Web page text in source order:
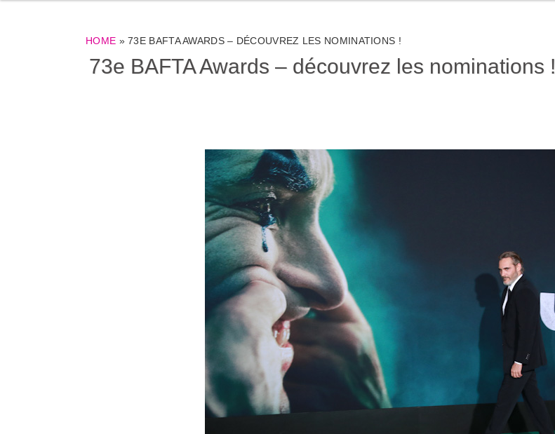
HOME »73E BAFTA AWARDS – DÉCOUVREZ LES NOMINATIONS !
73e BAFTA Awards – découvrez les nominations !